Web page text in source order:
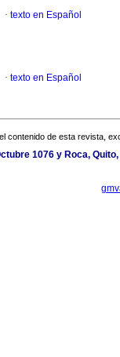
· texto en Español
· texto en Español
contenido de esta revista,
1076 y Roca,